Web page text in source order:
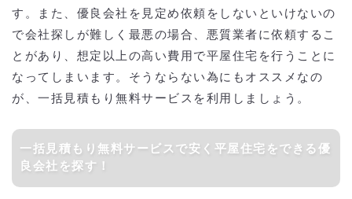
す。また、優良会社を見定め依頼をしないといけないの
で会社探しが難しく最悪の場合、悪質業者に依頼するこ
とがあり、想定以上の高い費用で平屋住宅を行うことに
なってしまいます。そうならない為にもオススメなの
が、一括見積もり無料サービスを利用しましょう。
一括見積もり無料サービスで安く平屋住宅をできる優
良会社を探す！